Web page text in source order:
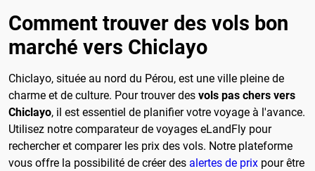
Comment trouver des vols bon
marché vers Chiclayo
Chiclayo, située au nord du Pérou, est une ville pleine de
charme et de culture. Pour trouver des vols pas chers vers
Chiclayo, il est essentiel de planifier votre voyage à l'avance.
Utilisez notre comparateur de voyages eLandFly pour
rechercher et comparer les prix des vols. Notre plateforme
vous offre la possibilité de créer des alertes de prix pour être